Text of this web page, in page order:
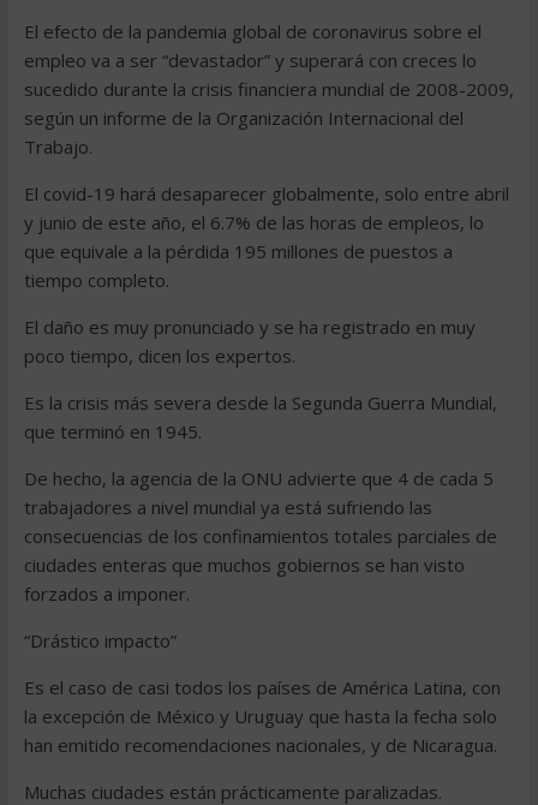
El efecto de la pandemia global de coronavirus sobre el
empleo va a ser “devastador” y superará con creces lo
sucedido durante la crisis financiera mundial de 2008-2009,
según un informe de la Organización Internacional del
Trabajo.
El covid-19 hará desaparecer globalmente, solo entre abril
y junio de este año, el 6.7% de las horas de empleos, lo
que equivale a la pérdida 195 millones de puestos a
tiempo completo.
El daño es muy pronunciado y se ha registrado en muy
poco tiempo, dicen los expertos.
Es la crisis más severa desde la Segunda Guerra Mundial,
que terminó en 1945.
De hecho, la agencia de la ONU advierte que 4 de cada 5
trabajadores a nivel mundial ya está sufriendo las
consecuencias de los confinamientos totales parciales de
ciudades enteras que muchos gobiernos se han visto
forzados a imponer.
“Drástico impacto”
Es el caso de casi todos los países de América Latina, con
la excepción de México y Uruguay que hasta la fecha solo
han emitido recomendaciones nacionales, y de Nicaragua.
Muchas ciudades están prácticamente paralizadas.